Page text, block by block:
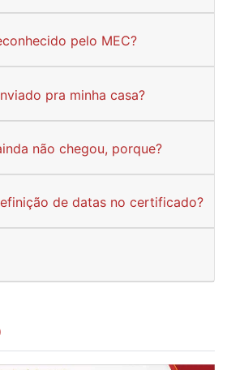
pelo MEC?
pra minha casa?
não chegou, porque?
de datas no certificado?